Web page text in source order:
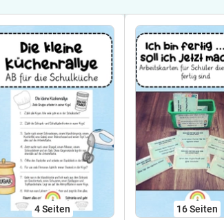
4Seiten 16Seiten